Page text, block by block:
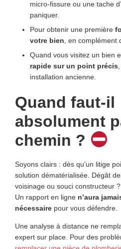
micro-fissure ou une tache
paniquer.
Pour obtenir une première
votre bien , en complément
Quand vous visitez un bien
rapide sur un point précis
installation ancienne.
Quand faut-il
absolument
chemin ?
Soyons clairs : dès qu’un litige
solution dématérialisée. Dégât
voisinage ou souci constructeur
Un rapport en ligne n’aura
nécessaire pour vous défendre.
Une analyse à distance ne
expert sur place. Pour des